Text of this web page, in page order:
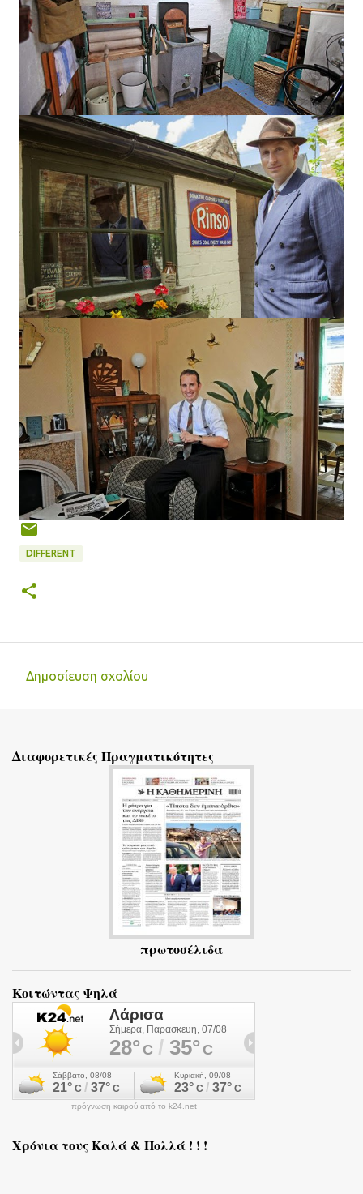
DIFFERENT
λ
Δημοσίευση σχολίου
Διαφορετικές Πραγματικότητες
πρωτοσέλιδα
Κοιτώντας Ψηλά
πρόγνωση καιρού από το k24.net
Χρόνια τους Καλά & Πολλά ! ! !